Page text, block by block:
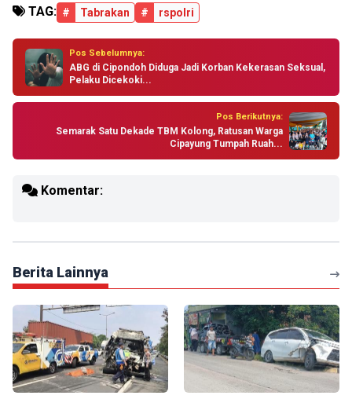
TAG: # Tabrakan # rspolri
Pos Sebelumnya:
ABG di Cipondoh Diduga Jadi Korban Kekerasan Seksual,
Pelaku Dicekoki...
Pos Berikutnya:
Semarak Satu Dekade TBM Kolong, Ratusan Warga
Cipayung Tumpah Ruah...
Komentar:
Berita Lainnya